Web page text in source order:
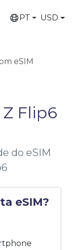
PT USD
eSIM
Flip6
do eSIM
eSIM?